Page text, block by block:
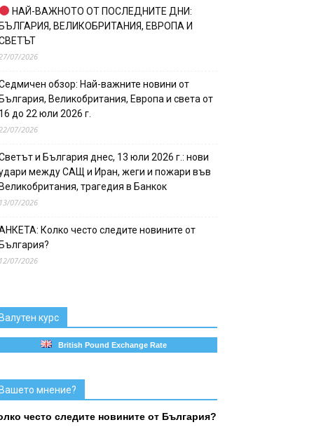
НАЙ-ВАЖНОТО ОТ ПОСЛЕДНИТЕ ДНИ:
ВЕЛИКОБРИТАНИЯ, ЕВРОПА И
07/2026
обзор: Най-важните новини от
Великобритания, Европа и света от
до 22 юли 2026 г.
07/2026
и България днес, 13 юли 2026 г.: нови
между САЩ и Иран, жеги и пожари във
трагедия в Банкок
07/2026
Колко често следите новините от
07/2026
курс
British Pound Exchange Rate
мнение?
често следите новините от България?